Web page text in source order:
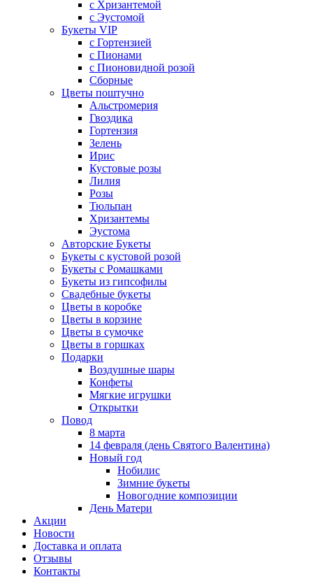
с Хризантемой
с Эустомой
Букеты VIP
с Гортензией
с Пионами
с Пионовидной розой
Сборные
Цветы поштучно
Альстромерия
Гвоздика
Гортензия
Зелень
Ирис
Кустовые розы
Лилия
Розы
Тюльпан
Хризантемы
Эустома
Авторские Букеты
Букеты с кустовой розой
Букеты с Ромашками
Букеты из гипсофилы
Свадебные букеты
Цветы в коробке
Цветы в корзине
Цветы в сумочке
Цветы в горшках
Подарки
Воздушные шары
Конфеты
Мягкие игрушки
Открытки
Повод
8 марта
14 февраля (день Святого Валентина)
Новый год
Нобилис
Зимние букеты
Новогодние композиции
День Матери
Акции
Новости
Доставка и оплата
Отзывы
Контакты